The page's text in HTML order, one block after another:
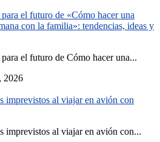
el futuro de «Cómo hacer una
con la familia»: tendencias, ideas y
el futuro de Cómo hacer una...
2026
imprevistos al viajar en avión con
imprevistos al viajar en avión con...